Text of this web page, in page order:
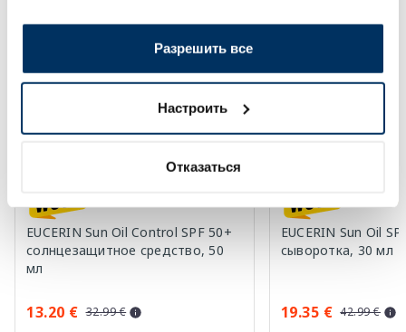
Разрешить все
Настроить
Отказаться
-60%
EUCERIN Sun Oil Control SPF 50+
солнцезащитное средство, 50
мл
13.20 € 32.99 €
-55%
EUCERIN Sun Oil
сыворотка, 30 мл
19.35 € 42.99 €